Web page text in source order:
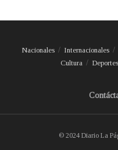
Nacionales Internacionales
Cultura
Deportes
© 2024 Diario La